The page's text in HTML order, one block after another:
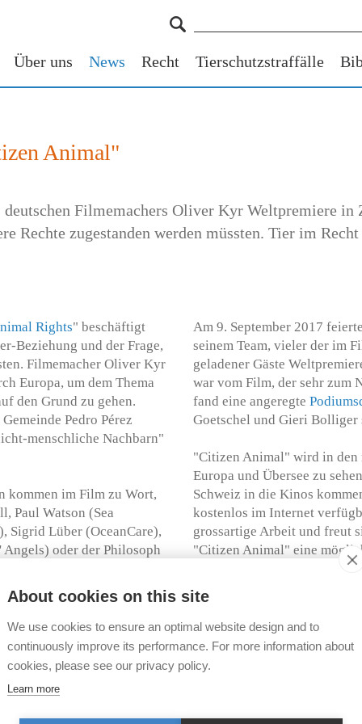
Über uns News Recht Tierschutzstraffälle
Animal"
Filmemachers Oliver Kyr Weltpremiere
Rechte zugestanden werden müssten. Tier im
Rights" beschäftigt
Beziehung und der Frage,
Filmemacher Oliver Kyr
Europa, um dem Thema
den Grund zu gehen.
Pedro Pérez
menschliche Nachbarn"
kommen im Film zu Wort,
Paul Watson (Sea
Sigrid Lüber (OceanCare),
oder der Philosoph
TIR-Geschäftsleiter
Realisierbarkeit von
Am 9. September 2017
seinem Team, vieler der im
geladener Gäste
war vom Film, der sehr zum
fand eine angeregte
Goetschel und Gieri Bolliger
"Citizen Animal" wird in den
Europa und Übersee zu
Schweiz in die Kinos
kostenlos im Internet
grossartige Arbeit und freut
"Citizen Animal" eine
Citizen Animal auf
About cookies on this site
We use cookies to ensure an optimal website design and to
continuously improve its performance. For more information about
cookies, please see our privacy policy.
Learn more